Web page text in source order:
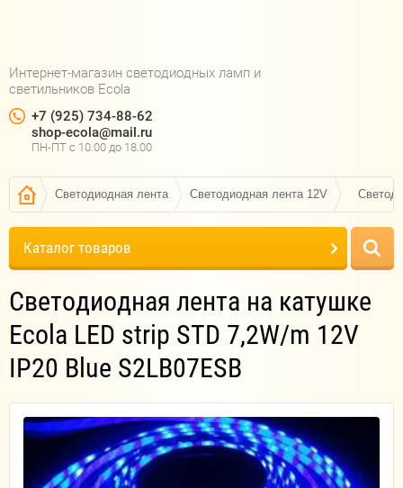
Интернет-магазин светодиодных ламп и
светильников Ecola
+7 (925) 734-88-62
shop-ecola@mail.ru
ПН-ПТ c 10.00 до 18.00
Светодиодная лента Светодиодная лента 12V
Каталог товаров
Светодиодная лента на катушке
Ecola LED strip STD 7,2W/m 12V
IP20 Blue S2LB07ESB